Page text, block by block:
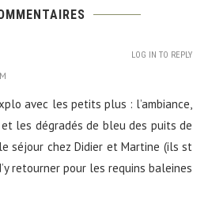
avec les petits plus : l’ambiance,
les dégradés de bleu des puits de
séjour chez Didier et Martine (ils st
retourner pour les requins baleines
LOG IN TO REPLY